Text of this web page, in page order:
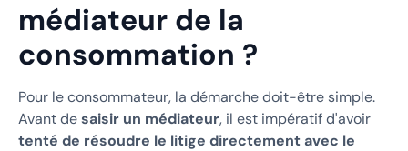
médiateur de la
consommation ?
Pour le consommateur, la démarche doit-être simple.
Avant desaisir un médiateur, il est impératif d'avoir
tenté de résoudre le litige directement avec le